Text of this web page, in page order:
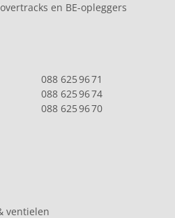
en BE-opleggers
088 625 96 71
088 625 96 74
088 625 96 70
ventielen